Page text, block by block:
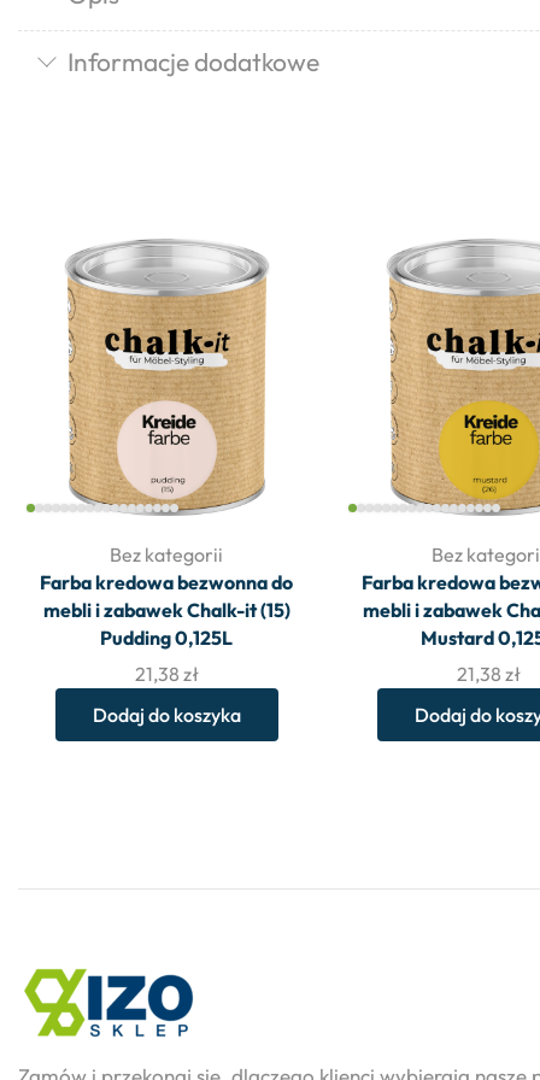
Informacje dodatkowe
Bez kategorii
Farba kredowa bezwonna do
mebli i zabawek Chalk-it (15)
Pudding 0,125L
21,38 zł
Dodaj do koszyka
Bez
Farba kredowa
mebli i zabawek
Mustard
21,38 zł
Dodaj do